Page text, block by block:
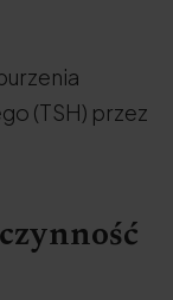
(TSH) przez